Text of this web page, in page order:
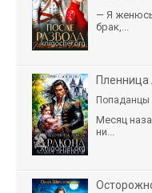
— Я
брак,...
Попаданцы
Месяц
ни...